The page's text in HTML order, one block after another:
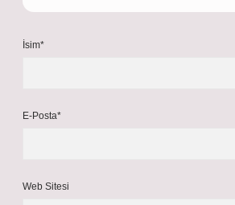
İsim*
E-Posta*
Web Sitesi